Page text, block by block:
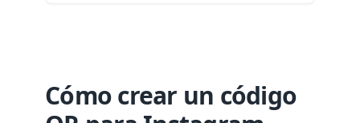
Cómo crear un código